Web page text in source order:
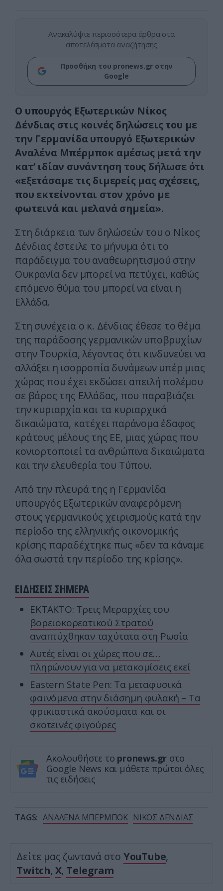
Ανακαλύψτε περισσότερα άρθρα στα
αποτελέσματα αναζήτησης
Προσθήκη του pronews.gr στην
Google
Ο υπουργός Εξωτερικών Νίκος
Δένδιας στις κοινές δηλώσεις του με
την Γερμανίδα υπουργό Εξωτερικών
Αναλένα Μπέρμποκ αμέσως μετά την
κατ’ ιδίαν συνάντηση τους δήλωσε ότι
«εξετάσαμε τις διμερείς μας σχέσεις,
που εκτείνονται στον χρόνο με
φωτεινά και μελανά σημεία».
Στη διάρκεια των δηλώσεών του ο Νίκος
Δένδιας έστειλε το μήνυμα ότι το
παράδειγμα του αναθεωρητισμού στην
Ουκρανία δεν μπορεί να πετύχει, καθώς
επόμενο θύμα του μπορεί να είναι η
Ελλάδα.
Στη συνέχεια ο κ. Δένδιας έθεσε το θέμα
της παράδοσης γερμανικών υποβρυχίων
στην Τουρκία, λέγοντας ότι κινδυνεύει να
αλλάξει η ισορροπία δυνάμεων υπέρ μιας
χώρας που έχει εκδώσει απειλή πολέμου
σε βάρος της Ελλάδας, που παραβιάζει
την κυριαρχία και τα κυριαρχικά
δικαιώματα, κατέχει παράνομα έδαφος
κράτους μέλους της ΕΕ, μιας χώρας που
κονιορτοποιεί τα ανθρώπινα δικαιώματα
και την ελευθερία του Τύπου.
Από την πλευρά της η Γερμανίδα
υπουργός Εξωτερικών αναφερόμενη
στους γερμανικούς χειρισμούς κατά την
περίοδο της ελληνικής οικονομικής
κρίσης παραδέχτηκε πως «δεν τα κάναμε
όλα σωστά την περίοδο της κρίσης».
ΕΙΔΗΣΕΙΣ ΣΗΜΕΡΑ
ΕΚΤΑΚΤΟ: Τρεις Μεραρχίες του
βορειοκορεατικού Στρατού
αναπτύχθηκαν ταχύτατα στη Ρωσία
Αυτές είναι οι χώρες που σε…
πληρώνουν για να μετακομίσεις εκεί
Eastern State Pen: Τα μεταφυσικά
φαινόμενα στην διάσημη φυλακή – Τα
φρικιαστικά ακούσματα και οι
σκοτεινές φιγούρες
Ακολουθήστε το pronews.gr στο
Google News και μάθετε πρώτοι όλες
τις ειδήσεις
TAGS: ΑΝΑΛΕΝΑ ΜΠΕΡΜΠΟΚ ΝΙΚΟΣ ΔΕΝΔΙΑΣ
Δείτε μας ζωντανά στο YouTube,
Twitch, X, Telegram